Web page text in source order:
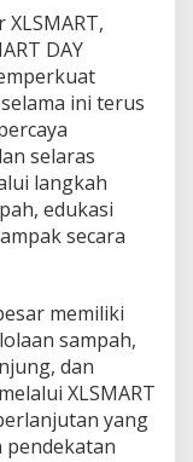
DAY
ini terus
selaras
langkah
edukasi
secara
memiliki
sampah,
dan
XLSMART
yang
pendekatan